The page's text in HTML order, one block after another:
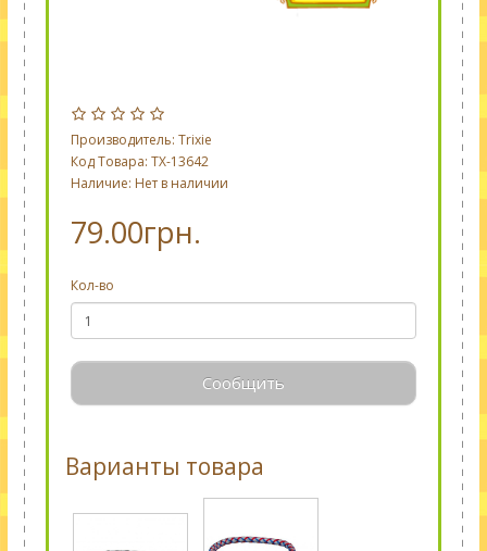
Производитель: Trixie
Код Товара: TX-13642
Наличие: Нет в наличии
79.00грн.
Кол-во
Сообщить
Варианты товара